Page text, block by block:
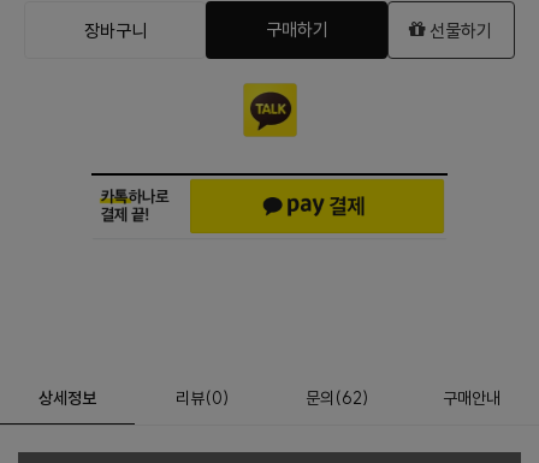
장바구니 구매하기 선물하기
상세정보 리뷰(0) 문의 (62) 구매안내